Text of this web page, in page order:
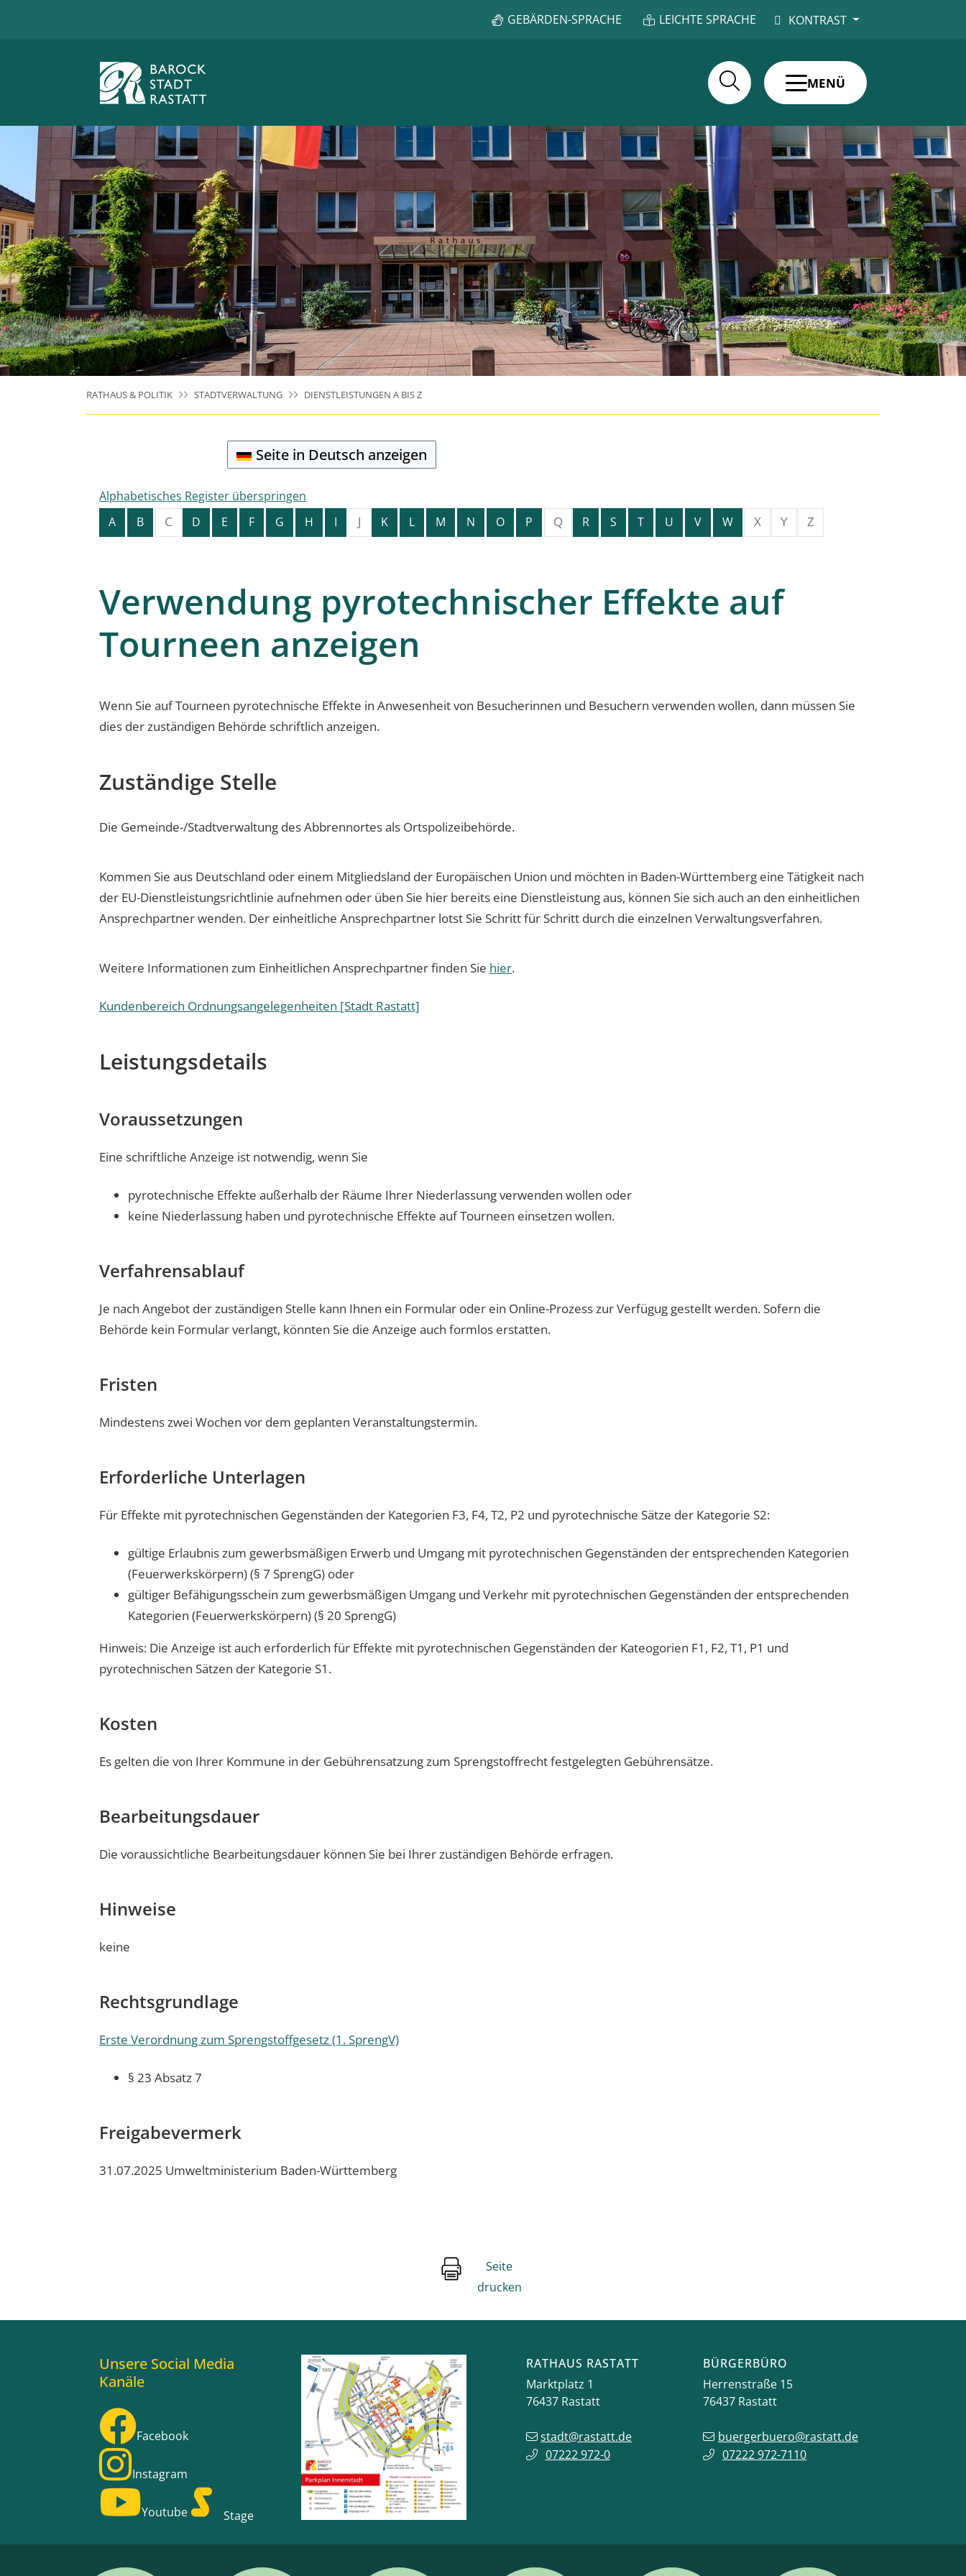
GEBÄRDEN-SPRACHE LEICHTE SPRACHE KONTRAST
MENÜ
RATHAUS & POLITIK STADTVERWALTUNG DIENSTLEISTUNGEN A BIS Z
Seite in Deutsch anzeigen
Alphabetisches Register überspringen
A
B C D E F G H I J K L M N O P Q R S T U V W X Y Z
Verwendung pyrotechnischer Effekte auf
Tourneen anzeigen
Wenn Sie auf Tourneen pyrotechnische Effekte in Anwesenheit von Besucherinnen und Besuchern verwenden wollen, dann müssen Sie
dies der zuständigen Behörde schriftlich anzeigen.
Zuständige Stelle
Die Gemeinde-/Stadtverwaltung des Abbrennortes als Ortspolizeibehörde.
Kommen Sie aus Deutschland oder einem Mitgliedsland der Europäischen Union und möchten in Baden-Württemberg eine Tätigkeit nach
der EU-Dienstleistungsrichtlinie aufnehmen oder üben Sie hier bereits eine Dienstleistung aus, können Sie sich auch an den einheitlichen
Ansprechpartner wenden. Der einheitliche Ansprechpartner lotst Sie Schritt für Schritt durch die einzelnen Verwaltungsverfahren.
Weitere Informationen zum Einheitlichen Ansprechpartner finden Sie hier.
Kundenbereich Ordnungsangelegenheiten [Stadt Rastatt]
Leistungsdetails
Voraussetzungen
Eine schriftliche Anzeige ist notwendig, wenn Sie
pyrotechnische Effekte außerhalb der Räume Ihrer Niederlassung verwenden wollen oder
keine Niederlassung haben und pyrotechnische Effekte auf Tourneen einsetzen wollen.
Verfahrensablauf
Je nach Angebot der zuständigen Stelle kann Ihnen ein Formular oder ein Online-Prozess zur Verfügug gestellt werden. Sofern die
Behörde kein Formular verlangt, könnten Sie die Anzeige auch formlos erstatten.
Fristen
Mindestens zwei Wochen vor dem geplanten Veranstaltungstermin.
Erforderliche Unterlagen
Für Effekte mit pyrotechnischen Gegenständen der Kategorien F3, F4, T2, P2 und pyrotechnische Sätze der Kategorie S2:
gültige Erlaubnis zum gewerbsmäßigen Erwerb und Umgang mit pyrotechnischen Gegenständen der entsprechenden Kategorien
(Feuerwerkskörpern) (§ 7 SprengG) oder
gültiger Befähigungsschein zum gewerbsmäßigen Umgang und Verkehr mit pyrotechnischen Gegenständen der entsprechenden
Kategorien (Feuerwerkskörpern) (§ 20 SprengG)
Hinweis: Die Anzeige ist auch erforderlich für Effekte mit pyrotechnischen Gegenständen der Kateogorien F1, F2, T1, P1 und
pyrotechnischen Sätzen der Kategorie S1.
Kosten
Es gelten die von Ihrer Kommune in der Gebührensatzung zum Sprengstoffrecht festgelegten Gebührensätze.
Bearbeitungsdauer
Die voraussichtliche Bearbeitungsdauer können Sie bei Ihrer zuständigen Behörde erfragen.
Hinweise
keine
Rechtsgrundlage
Erste Verordnung zum Sprengstoffgesetz (1. SprengV)
§ 23 Absatz 7
Freigabevermerk
31.07.2025 Umweltministerium Baden-Württemberg
Seite
drucken
Unsere Social Media
Kanäle
Facebook
Instagram
Youtube Stage
RATHAUS RASTATT
Marktplatz 1
76437 Rastatt
stadt@rastatt.de
07222 972-0
BÜRGERBÜRO
Herrenstraße 15
76437 Rastatt
buergerbuero@rastatt.de
07222 972-7110